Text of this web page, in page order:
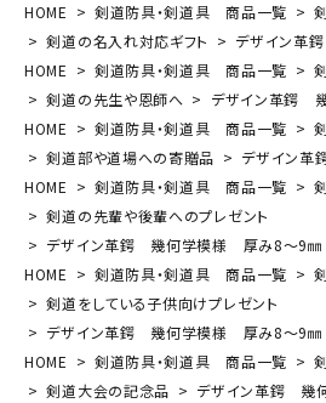
HOME
剣道防具・剣道具 商品一覧
剣道の名入れ対応ギフト
デザイン革
HOME
剣道防具・剣道具 商品一覧
剣道の先生や恩師へ
デザイン革鍔
HOME
剣道防具・剣道具 商品一覧
剣道部や道場への寄贈品
デザイン
HOME
剣道防具・剣道具 商品一覧
剣道の先輩や後輩へのプレゼント
デザイン革鍔 幾何学模様 厚み8～9㎜
HOME
剣道防具・剣道具 商品一覧
剣道をしている子供向けプレゼント
デザイン革鍔 幾何学模様 厚み8～9㎜
HOME
剣道防具・剣道具 商品一覧
剣道大会の記念品
デザイン革鍔 幾